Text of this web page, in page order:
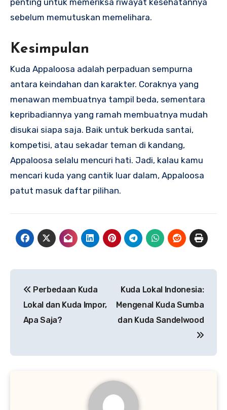
sebelum memutuskan memelihara.
Kesimpulan
Kuda Appaloosa adalah perpaduan sempurna
antara keindahan dan karakter. Coraknya yang
menawan membuatnya tampil beda, sementara
kepribadiannya yang ramah membuatnya mudah
disukai siapa saja. Baik untuk berkuda santai,
kompetisi, atau sekadar teman di kandang,
Appaloosa selalu mencuri hati. Jadi, kalau kamu
mencari kuda yang cantik luar dalam, Appaloosa
patut masuk daftar pilihan.
pos
Perbedaan Kuda
Lokal dan Kuda Impor,
Apa Saja?
Kuda Lokal Indonesia:
Mengenal Kuda Sumba
dan Kuda Sandelwood